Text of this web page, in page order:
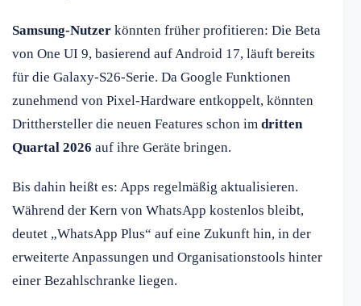
Samsung-Nutzer könnten früher profitieren: Die Beta
von One UI 9, basierend auf Android 17, läuft bereits
für die Galaxy-S26-Serie. Da Google Funktionen
zunehmend von Pixel-Hardware entkoppelt, könnten
Dritthersteller die neuen Features schon im dritten
Quartal 2026 auf ihre Geräte bringen.
Bis dahin heißt es: Apps regelmäßig aktualisieren.
Während der Kern von WhatsApp kostenlos bleibt,
deutet „WhatsApp Plus“ auf eine Zukunft hin, in der
erweiterte Anpassungen und Organisationstools hinter
einer Bezahlschranke liegen.